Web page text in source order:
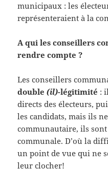
municipaux : les
représenteraient à la
A qui les conseillers
rendre compte ?
Les conseillers
double(il)-légitimité :
directs des électeurs,
les candidats, mais ils
communautaire, ils
communale. D’où la
un point de vue qui ne
leur clocher!